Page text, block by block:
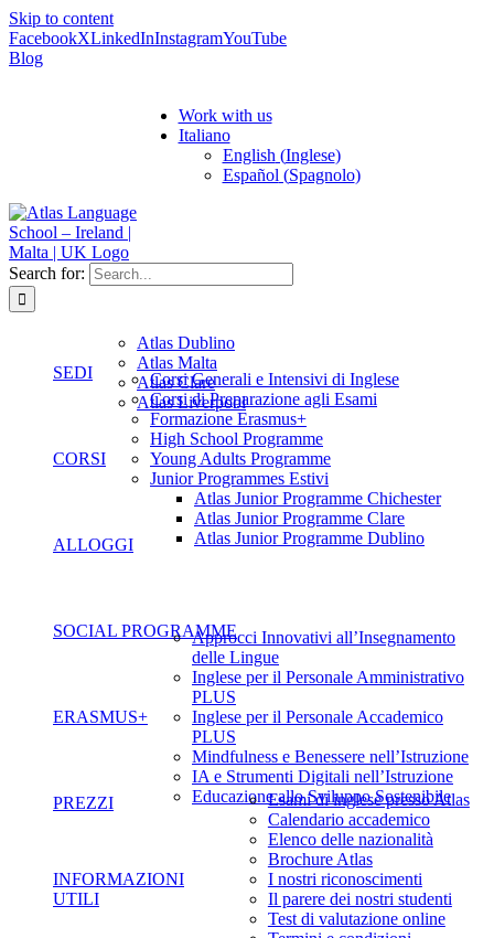
Skip to content
FacebookXLinkedInInstagramYouTube
Blog
Work with us
Italiano
English (Inglese)
Español (Spagnolo)
Search for:
SEDI
Atlas Dublino
Atlas Malta
Atlas Clare
Atlas Liverpool
CORSI
Corsi Generali e Intensivi di Inglese
Corsi di Preparazione agli Esami
Formazione Erasmus+
High School Programme
Young Adults Programme
Junior Programmes Estivi
Atlas Junior Programme Chichester
Atlas Junior Programme Clare
Atlas Junior Programme Dublino
ALLOGGI
SOCIAL PROGRAMME
ERASMUS+
Approcci Innovativi all’Insegnamento
delle Lingue
Inglese per il Personale Amministrativo
PLUS
Inglese per il Personale Accademico
PLUS
Mindfulness e Benessere nell’Istruzione
IA e Strumenti Digitali nell’Istruzione
Educazione allo Sviluppo Sostenibile
PREZZI
INFORMAZIONI
UTILI
Esami di inglese presso Atlas
Calendario accademico
Elenco delle nazionalità
Brochure Atlas
I nostri riconoscimenti
Il parere dei nostri studenti
Test di valutazione online